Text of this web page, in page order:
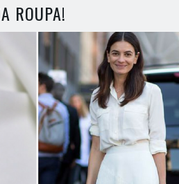
ROUPA!